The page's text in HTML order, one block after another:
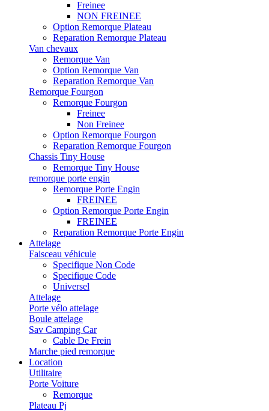
Freinee
NON FREINEE
Option Remorque Plateau
Reparation Remorque Plateau
Van chevaux
Remorque Van
Option Remorque Van
Reparation Remorque Van
Remorque Fourgon
Remorque Fourgon
Freinee
Non Freinee
Option Remorque Fourgon
Reparation Remorque Fourgon
Chassis Tiny House
Remorque Tiny House
remorque porte engin
Remorque Porte Engin
FREINEE
Option Remorque Porte Engin
FREINEE
Reparation Remorque Porte Engin
Attelage
Faisceau véhicule
Specifique Non Code
Specifique Code
Universel
Attelage
Porte vélo attelage
Boule attelage
Sav Camping Car
Cable De Frein
Marche pied remorque
Location
Utilitaire
Porte Voiture
Remorque
Plateau Pj